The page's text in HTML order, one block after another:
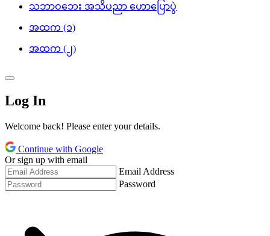
သဘာဝဘေး အသိပညာ ဟောပြောပွဲ
အထက (၁)
အထက (၂)
Log In
Welcome back! Please enter your details.
Continue with Google
Or sign up with email
Email Address
Password